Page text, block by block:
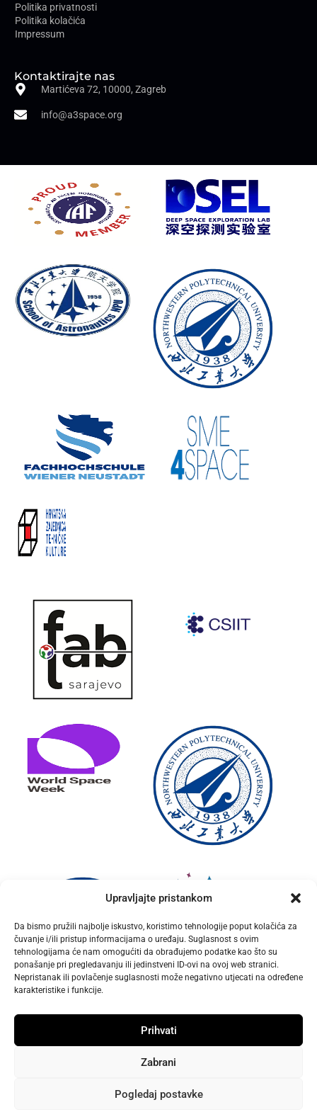
Upravljajte pristankom
Da bismo pružili najbolje iskustvo, koristimo tehnologije poput kolačića za
čuvanje i/ili pristup informacijama o uređaju. Suglasnost s ovim
tehnologijama će nam omogućiti da obrađujemo podatke kao što su
ponašanje pri pregledavanju ili jedinstveni ID-ovi na ovoj web stranici.
Nepristanak ili povlačenje suglasnosti može negativno utjecati na određene
karakteristike i funkcije.
Prihvati
Zabrani
Pogledaj postavke
Politika privatnosti
Politika kolačića
Impressum
Kontaktirajte nas
Martićeva 72, 10000, Zagreb
info@a3space.org